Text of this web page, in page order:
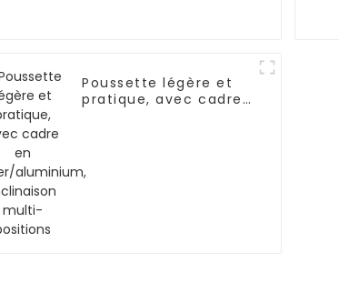
Poussette légère et
pratique, avec cadre